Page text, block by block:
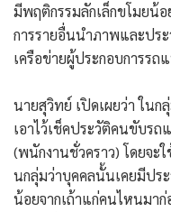
มีพฤติกรรมลักเล็กขโมยน้
การรายอื่นนำภาพและปร
เครือข่ายผู้ประกอบการรถ
นายสุวิทย์ เปิดเผยว่า ในก
เอาไว้เช็คประวัติคนขับร
(พนักงานชั่วคราว) โดยจะ
นกลุ่มว่าบุคคลนั้นเคยมีประ
น้อยจากเถ้าแก่คนไหนมา